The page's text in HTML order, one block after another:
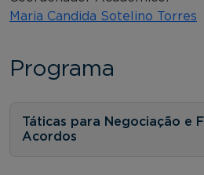
Maria Candida Sotelino Torres
Programa
Táticas para Negociação e
Acordos